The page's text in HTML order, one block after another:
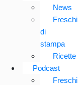
News
Freschi
di
stampa
Ricette
Podcast
Freschi